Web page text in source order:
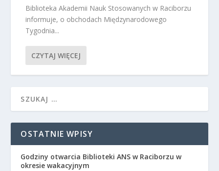
Biblioteka Akademii Nauk Stosowanych w Raciborzu
informuje, o obchodach Międzynarodowego
Tygodnia...
CZYTAJ WIĘCEJ
OSTATNIE WPISY
Godziny otwarcia Biblioteki ANS w Raciborzu w
okresie wakacyjnym